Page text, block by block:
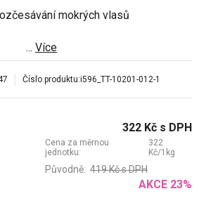
mokrých vlasů
... Více
Číslo produktu:i596_TT-10201-012-1
322 Kč s DPH
Cena za měrnou
jednotku:
322
Kč/1 kg
Původně: 419Kčs DPH
AKCE 23%